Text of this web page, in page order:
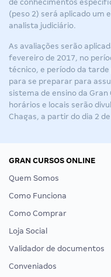
de conhecimentos
(peso 2) será aplicado um
analista judiciário.
As avaliações serão
fevereiro de 2017, no
técnico, e período da
para se preparar para
sistema de ensino da
horários e locais serão
Chagas, a partir do dia 2
GRAN CURSOS ONLINE
Quem Somos
Como Funciona
Como Comprar
Loja Social
Validador de documentos
Conveniados